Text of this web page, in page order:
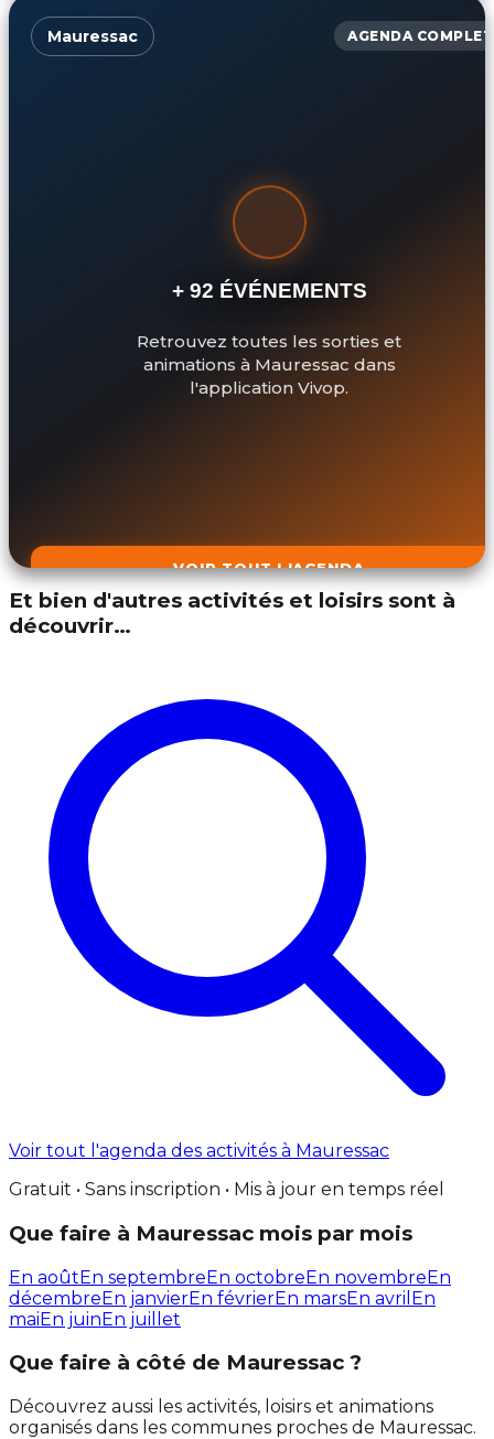
Mauressac AGENDA COMPLET
+ 92 ÉVÉNEMENTS
Retrouvez toutes les sorties et
animations à Mauressac dans
l'application Vivop.
VOIR TOUT L'AGENDA
Et bien d'autres activités et loisirs sont à
découvrir…
Voir tout l'agenda des activités à Mauressac
Gratuit • Sans inscription • Mis à jour en temps réel
Que faire à Mauressac mois par mois
En aoûtEn septembreEn octobreEn novembreEn
décembreEn janvierEn févrierEn marsEn avril En
maiEn juinEn juillet
Que faire à côté de Mauressac ?
Découvrez aussi les activités, loisirs et animations
organisés dans les communes proches de Mauressac.